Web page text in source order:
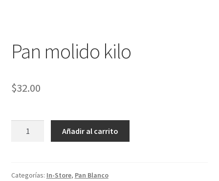
Pan molido kilo
$32.00
Añadir al carrito
Categorías: In-Store, Pan Blanco